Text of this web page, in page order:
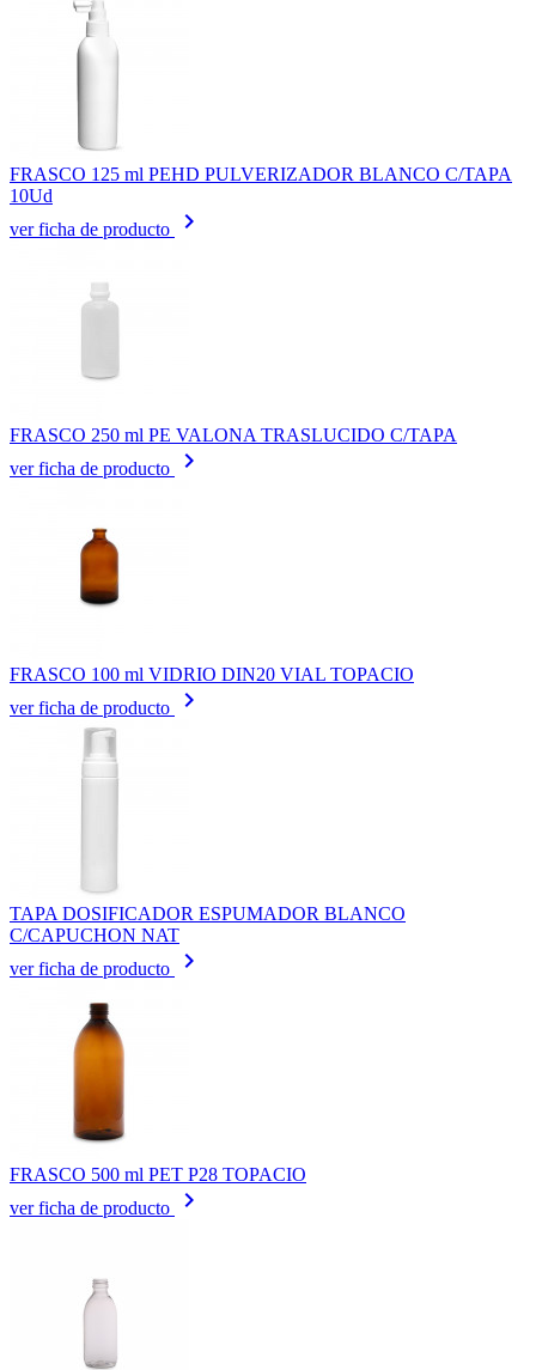
FRASCO 125 ml PEHD PULVERIZADOR BLANCO C/TAPA
10Ud
ver ficha de producto
keyboard_arrow_right
FRASCO 250 ml PE VALONA TRASLUCIDO C/TAPA
ver ficha de producto
keyboard_arrow_right
FRASCO 100 ml VIDRIO DIN20 VIAL TOPACIO
ver ficha de producto
keyboard_arrow_right
TAPA DOSIFICADOR ESPUMADOR BLANCO
C/CAPUCHON NAT
ver ficha de producto
keyboard_arrow_right
FRASCO 500 ml PET P28 TOPACIO
ver ficha de producto
keyboard_arrow_right